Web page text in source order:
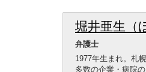
堀井亜生（
弁護士
1977年生まれ。札
多数の企業・病院